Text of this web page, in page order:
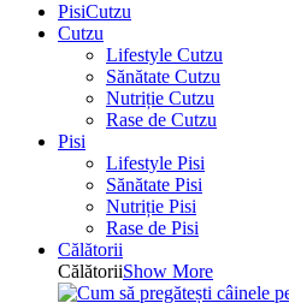
PisiCutzu
Cutzu
Lifestyle Cutzu
Sănătate Cutzu
Nutriție Cutzu
Rase de Cutzu
Pisi
Lifestyle Pisi
Sănătate Pisi
Nutriție Pisi
Rase de Pisi
Călătorii
CălătoriiShow More